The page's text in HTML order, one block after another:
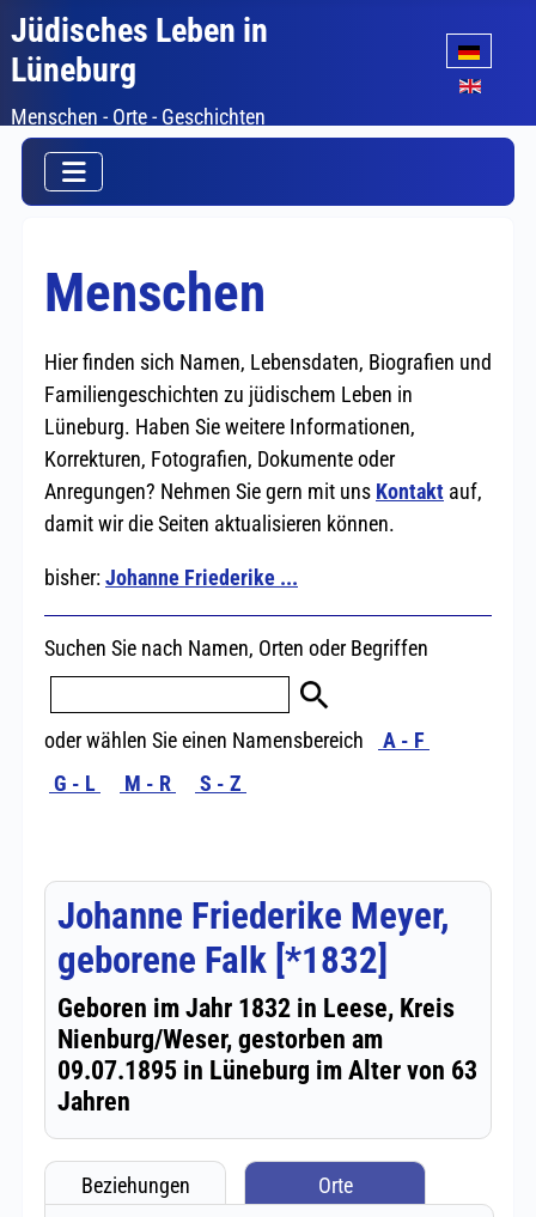
Jüdisches Leben in
Lüneburg
Menschen - Orte - Geschichten
Sprache